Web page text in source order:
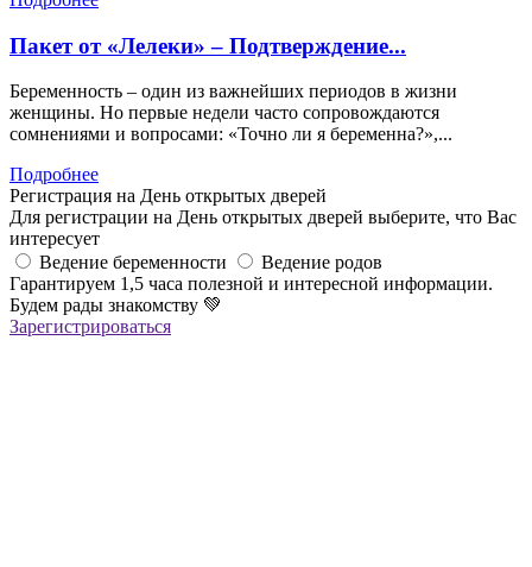
Пакет от «Лелеки» – Подтверждение...
Беременность – один из важнейших периодов в жизни
женщины. Но первые недели часто сопровождаются
сомнениями и вопросами: «Точно ли я беременна?»,...
Подробнее
Регистрация на День открытых дверей
Для регистрации на День открытых дверей выберите, что Вас
интересует
Ведение беременности
Ведение родов
Гарантируем 1,5 часа полезной и интересной информации.
Будем рады знакомству 💚
Зарегистрироваться